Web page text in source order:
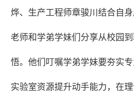
烨、生产工程师章骏川结合自
老师和学弟学妹们分享从校园
悟。他们叮嘱学弟学妹要夯实
实验室资源提升动手能力，在